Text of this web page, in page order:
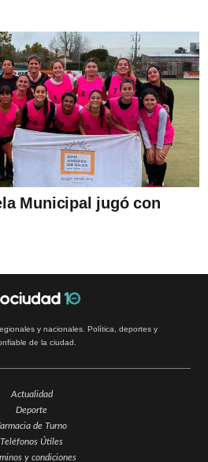
Municipal jugó con
y nacionales. Política, deportes y
de la ciudad.
Actualidad
Deporte
de Turno
Teléfonos Útiles
y condiciones